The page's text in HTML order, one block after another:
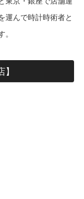
運んで時計時術者と
。